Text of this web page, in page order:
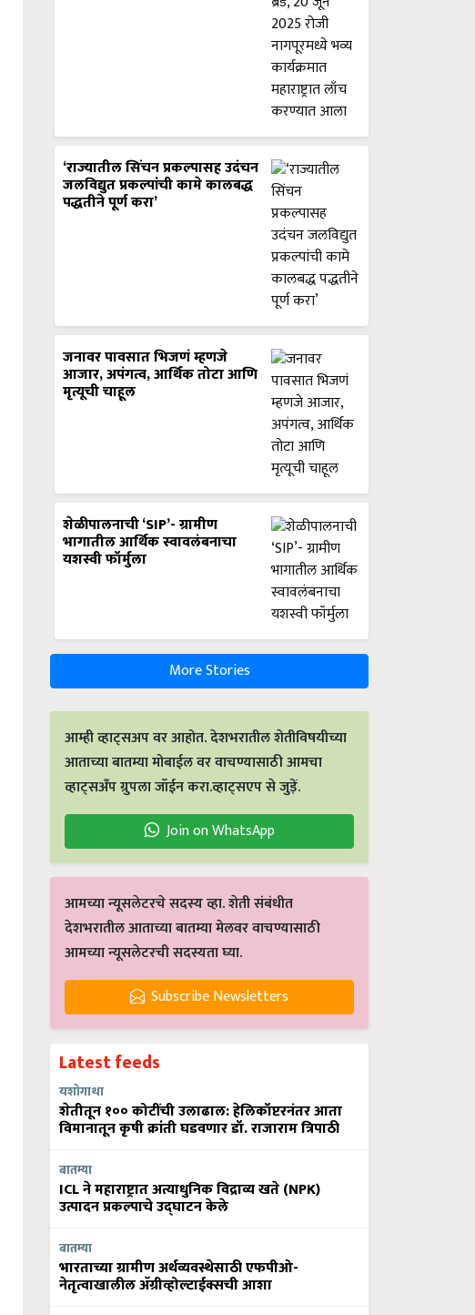
‘राज्यातील सिंचन प्रकल्पासह उदंचन
जलविद्युत प्रकल्पांची कामे कालबद्ध
पद्धतीने पूर्ण करा’
जनावर पावसात भिजणं म्हणजे
आजार, अपंगत्व, आर्थिक तोटा आणि
मृत्यूची चाहूल
शेळीपालनाची ‘SIP’- ग्रामीण
भागातील आर्थिक स्वावलंबनाचा
यशस्वी फॉर्मुला
More Stories
आम्ही व्हाट्सअप वर आहोत. देशभरातील शेतीविषयीच्या
आताच्या बातम्या मोबाईल वर वाचण्यासाठी आमचा
व्हाट्सअँप ग्रुपला जॉईन करा.व्हाट्सएप से जुड़ें.
Join on WhatsApp
आमच्या न्यूसलेटरचे सदस्य व्हा. शेती संबंधीत
देशभरातील आताच्या बातम्या मेलवर वाचण्यासाठी
आमच्या न्यूसलेटरची सदस्यता घ्या.
Subscribe Newsletters
Latest feeds
यशोगाथा
शेतीतून १०० कोटींची उलाढाल: हेलिकॉप्टरनंतर आता
विमानातून कृषी क्रांती घडवणार डॉ. राजाराम त्रिपाठी
बातम्या
ICL ने महाराष्ट्रात अत्याधुनिक विद्राव्य खते (NPK)
उत्पादन प्रकल्पाचे उद्घाटन केले
बातम्या
भारताच्या ग्रामीण अर्थव्यवस्थेसाठी एफपीओ-
नेतृत्वाखालील अ‍ॅग्रीव्होल्टाईक्सची आशा